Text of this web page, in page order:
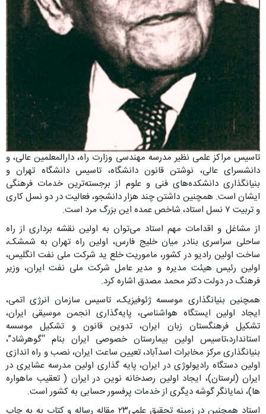
تاسیس مراکز علمی نظیر مدرسه مهندسی وزارت راه، دارالمعلمین عالی، و
دانشسرای عالی، نوشتن قانون دانشگاه، تاسیس دانشگاه تهران و
بنیانگذاری دانشکده‌های فنی و علوم از برجسته‌ترین خدمات فرهنگی
ایشان است. همچنین داشتن چند هزار دانشجو، فعالیت در دو نسل کاری
و تربیت ‪ ۷‬نسل استاد، شاخص عمده این بزرگ مرد است.
از مشاغل و اقدامات مهم استاد می‌توان به اولین نقشه برداری از راه
ساحلی سراسری بنادر میان خلیج فارس، اولین راه تهران به شمشک،
ساخت اولین رادیو در کشور، ماموریت خلع ید شرکت ملی نفت انگلیس،
اولین رئیس هیئت مدیره و مدیر عامل شرکت ملی نفت ایران، وزیر
فرهنگ در دولت دکتر محمد مصدق اشاره کرد.
همچنین بنیانگذاری موسسه ژئوفیزیک، تاسیس سازمان انرژی اتمی،
ایجاد اولین ایستگاه هواشناسی، پایه‌گذاری انجمن موسیقی ایران،
تشکیل فرهنگستان زبان ایران، تدوین قانون و تشکیل موسسه
استاندارد،تاسیس اولین بیمارستان خصوصی ایران بنام “گوهرشاد”،
بنیانگذاری مرکز مخابرات اسدآباد، تعیین ساعت ایران، نصب و راه اندازی
اولین دستگاه رادیولوژی در ایران، پایه گذاری اولین مدرسه عشایری در
ایران (لرستان)، ایجاد اولین رصدخانه نوین در ایران ( تعقیب ماهواره
ها)، نمایانگر گوشه دیگری از خدمات پرفسور حسابی به کشور است.
استاد همچنین در زمینه تحقیق علمی‪ ۲۳‬مقاله رساله و کتاب به به چاپ